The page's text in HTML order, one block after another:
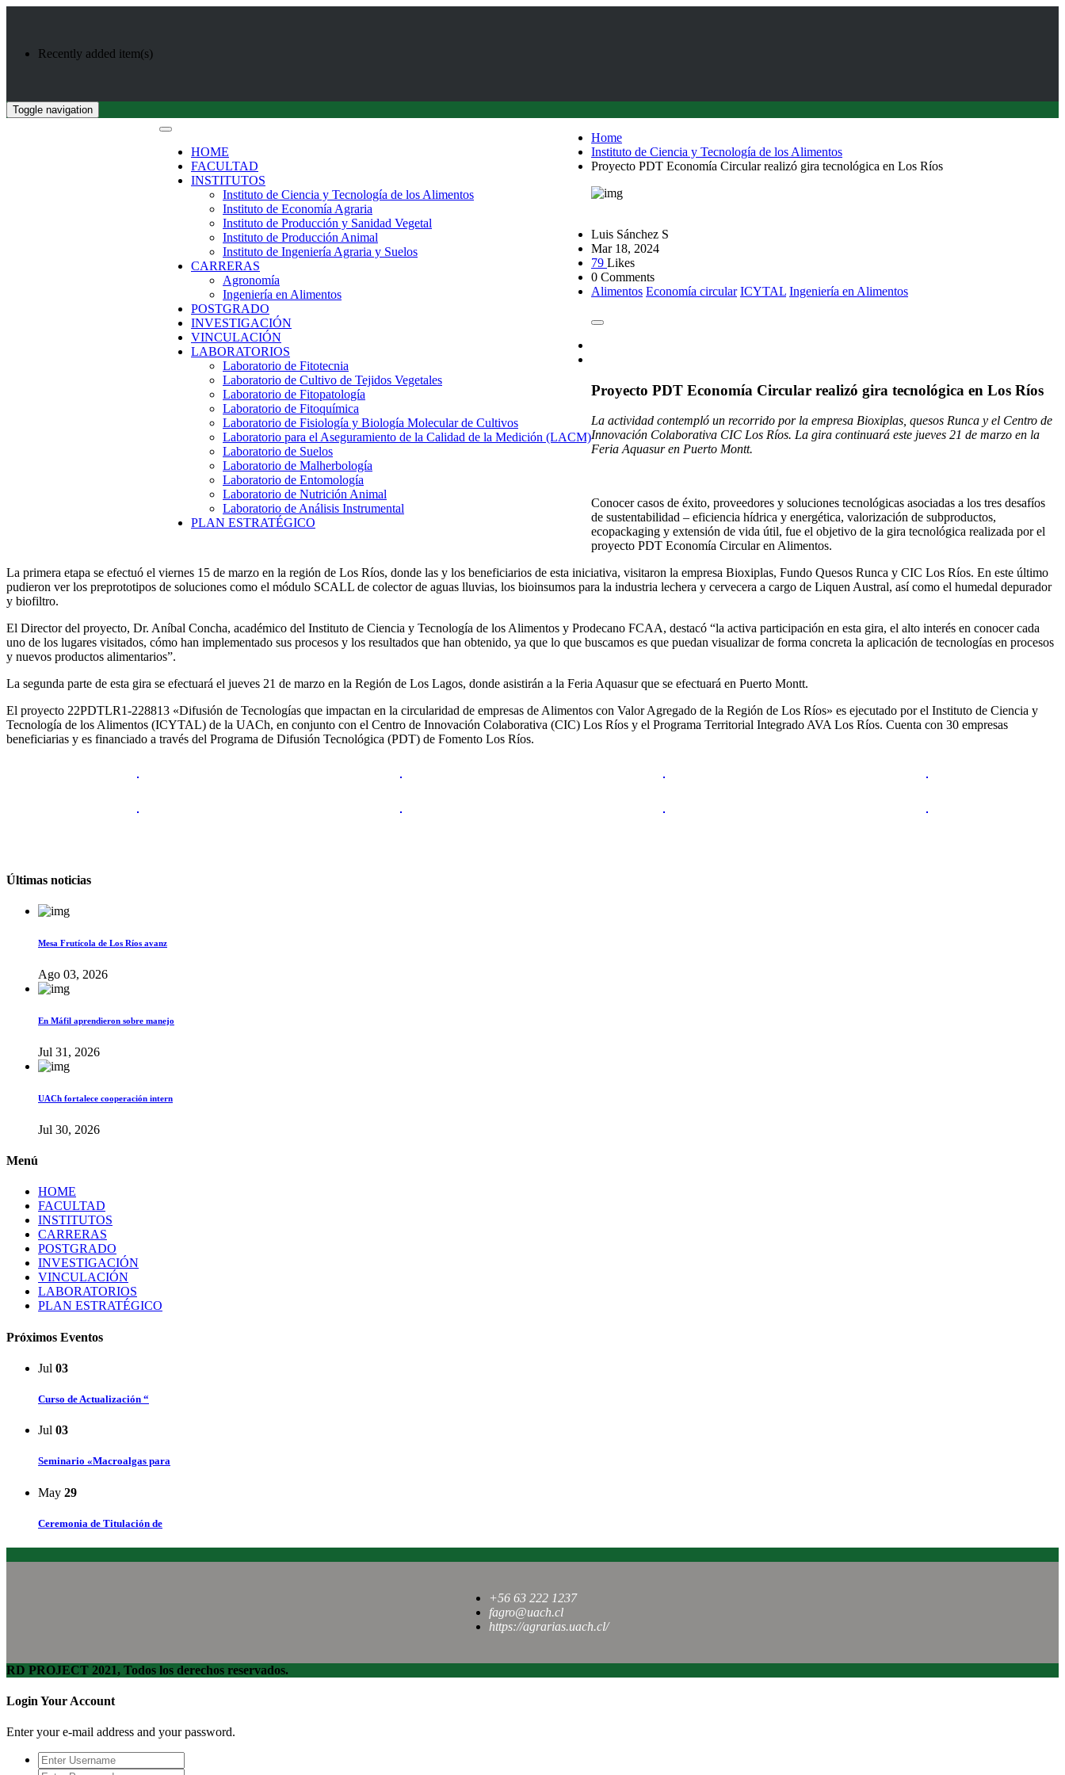
Recently added item(s)
Toggle navigation
HOME
FACULTAD
INSTITUTOS
Instituto de Ciencia y Tecnología de los Alimentos
Instituto de Economía Agraria
Instituto de Producción y Sanidad Vegetal
Instituto de Producción Animal
Instituto de Ingeniería Agraria y Suelos
CARRERAS
Agronomía
Ingeniería en Alimentos
POSTGRADO
INVESTIGACIÓN
VINCULACIÓN
LABORATORIOS
Laboratorio de Fitotecnia
Laboratorio de Cultivo de Tejidos Vegetales
Laboratorio de Fitopatología
Laboratorio de Fitoquímica
Laboratorio de Fisiología y Biología Molecular de Cultivos
Laboratorio para el Aseguramiento de la Calidad de la Medición (LACM)
Laboratorio de Suelos
Laboratorio de Malherbología
Laboratorio de Entomología
Laboratorio de Nutrición Animal
Laboratorio de Análisis Instrumental
PLAN ESTRATÉGICO
Home
Instituto de Ciencia y Tecnología de los Alimentos
Proyecto PDT Economía Circular realizó gira tecnológica en Los Ríos
Luis Sánchez S
Mar 18, 2024
79 Likes
0 Comments
Alimentos Economía circular ICYTAL Ingeniería en Alimentos
Proyecto PDT Economía Circular realizó gira tecnológica en Los Ríos
La actividad contempló un recorrido por la empresa Bioxiplas, quesos Runca y el Centro de
Innovación Colaborativa CIC Los Ríos. La gira continuará este jueves 21 de marzo en la
Feria Aquasur en Puerto Montt.
Conocer casos de éxito, proveedores y soluciones tecnológicas asociadas a los tres desafíos
de sustentabilidad – eficiencia hídrica y energética, valorización de subproductos,
ecopackaging y extensión de vida útil, fue el objetivo de la gira tecnológica realizada por el
proyecto PDT Economía Circular en Alimentos.
La primera etapa se efectuó el viernes 15 de marzo en la región de Los Ríos, donde las y los beneficiarios de esta iniciativa, visitaron la empresa Bioxiplas, Fundo Quesos Runca y CIC Los Ríos. En este último
pudieron ver los preprototipos de soluciones como el módulo SCALL de colector de aguas lluvias, los bioinsumos para la industria lechera y cervecera a cargo de Liquen Austral, así como el humedal depurador
y biofiltro.
El Director del proyecto, Dr. Aníbal Concha, académico del Instituto de Ciencia y Tecnología de los Alimentos y Prodecano FCAA, destacó “la activa participación en esta gira, el alto interés en conocer cada
uno de los lugares visitados, cómo han implementado sus procesos y los resultados que han obtenido, ya que lo que buscamos es que puedan visualizar de forma concreta la aplicación de tecnologías en procesos
y nuevos productos alimentarios”.
La segunda parte de esta gira se efectuará el jueves 21 de marzo en la Región de Los Lagos, donde asistirán a la Feria Aquasur que se efectuará en Puerto Montt.
El proyecto 22PDTLR1-228813 «Difusión de Tecnologías que impactan en la circularidad de empresas de Alimentos con Valor Agregado de la Región de Los Ríos» es ejecutado por el Instituto de Ciencia y
Tecnología de los Alimentos (ICYTAL) de la UACh, en conjunto con el Centro de Innovación Colaborativa (CIC) Los Ríos y el Programa Territorial Integrado AVA Los Ríos. Cuenta con 30 empresas
beneficiarias y es financiado a través del Programa de Difusión Tecnológica (PDT) de Fomento Los Ríos.
Últimas noticias
Mesa Frutícola de Los Ríos avanz
Ago 03, 2026
En Máfil aprendieron sobre manejo
Jul 31, 2026
UACh fortalece cooperación intern
Jul 30, 2026
Menú
HOME
FACULTAD
INSTITUTOS
CARRERAS
POSTGRADO
INVESTIGACIÓN
VINCULACIÓN
LABORATORIOS
PLAN ESTRATÉGICO
Próximos Eventos
Jul 03
Curso de Actualización “
Jul 03
Seminario «Macroalgas para
May 29
Ceremonia de Titulación de
+56 63 222 1237
fagro@uach.cl
https://agrarias.uach.cl/
RD PROJECT 2021, Todos los derechos reservados.
Login Your Account
Enter your e-mail address and your password.